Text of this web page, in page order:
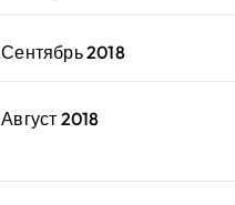
Сентябрь 2018
Август 2018